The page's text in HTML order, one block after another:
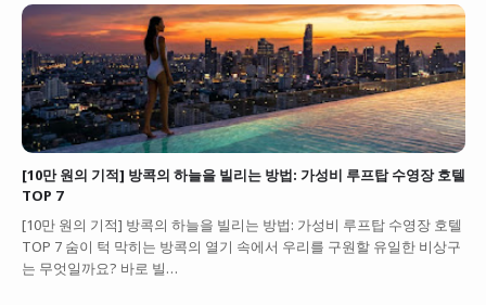
[10만 원의 기적] 방콕의 하늘을 빌리는 방법: 가성비 루프탑 수영장 호텔
TOP 7
[10만 원의 기적] 방콕의 하늘을 빌리는 방법: 가성비 루프탑 수영장 호텔
TOP 7 숨이 턱 막히는 방콕의 열기 속에서 우리를 구원할 유일한 비상구
는 무엇일까요? 바로 빌…